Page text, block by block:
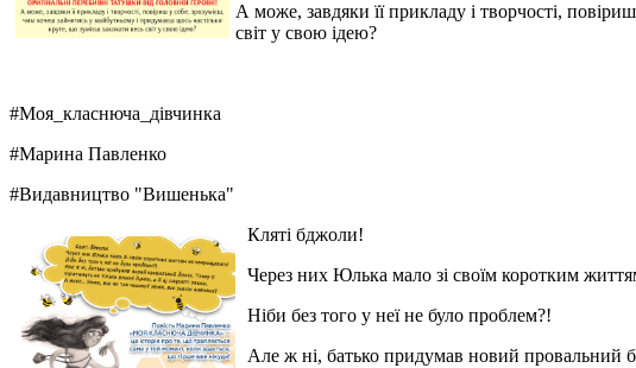
А може, завдяки її прикладу і творчості,
світ у свою ідею?
#Моя_класнюча_дівчинка
#Марина Павленко
#Видавництво "Вишенька"
Кляті бджоли!
Через них Юлька мало зі своїм коротким
Ніби без того у неї не було проблем?!
Але ж ні, батько придумав новий провальний